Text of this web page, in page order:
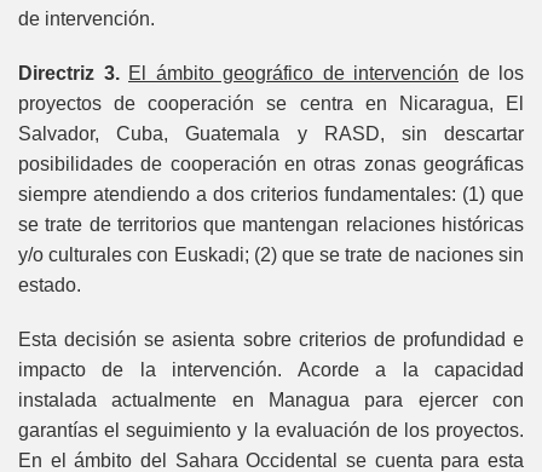
de intervención.
Directriz 3. El ámbito geográfico de intervención de los
proyectos de cooperación se centra en Nicaragua, El
Salvador, Cuba, Guatemala y RASD, sin descartar
posibilidades de cooperación en otras zonas geográficas
siempre atendiendo a dos criterios fundamentales: (1) que
se trate de territorios que mantengan relaciones históricas
y/o culturales con Euskadi; (2) que se trate de naciones sin
estado.
Esta decisión se asienta sobre criterios de profundidad e
impacto de la intervención. Acorde a la capacidad
instalada actualmente en Managua para ejercer con
garantías el seguimiento y la evaluación de los proyectos.
En el ámbito del Sahara Occidental se cuenta para esta